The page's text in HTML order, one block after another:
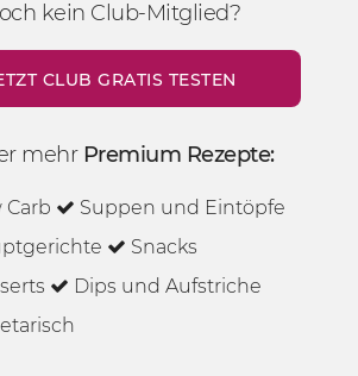
kein Club-Mitglied?
CLUB GRATIS TESTEN
mehr Premium Rezepte:
Carb
Suppen und Eintöpfe
Snacks
Dips und Aufstriche